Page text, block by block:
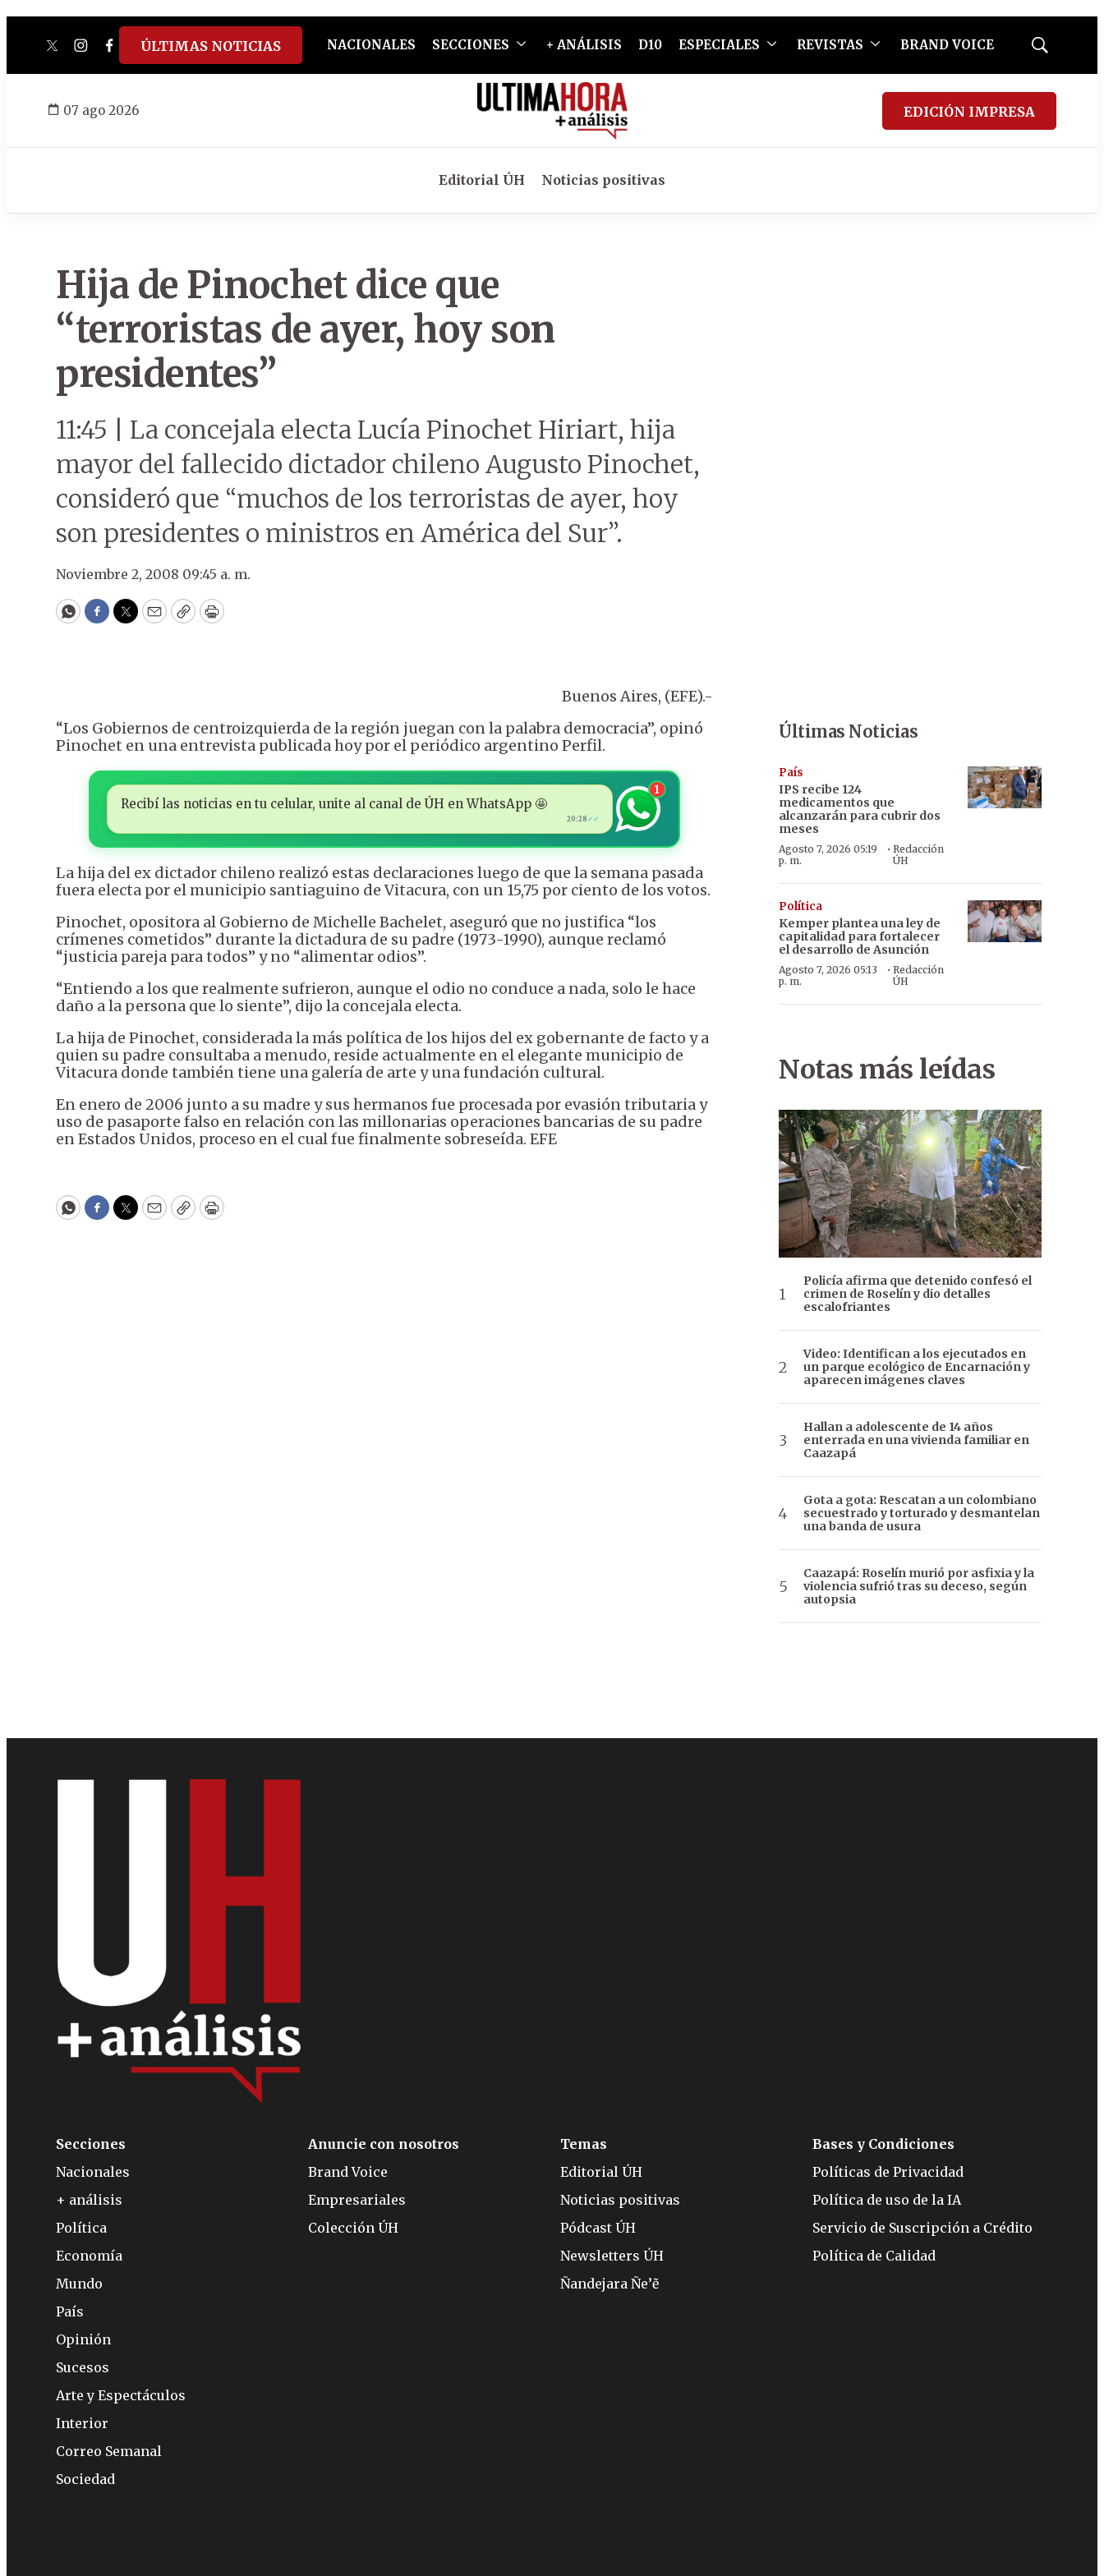
twitterinstagram
facebook
tiktokyoutube
spotify
ÚLTIMAS NOTICIAS NACIONALES SECCIONES + ANÁLISIS D10 ESPECIALES REVISTAS BRAND VOICE
Mostrar
07 ago 2026 EDICIÓN IMPRESA
Editorial ÚH Noticias positivas
Hija de Pinochet dice que
“terroristas de ayer, hoy son
presidentes”
11:45 | La concejala electa Lucía Pinochet Hiriart, hija
mayor del fallecido dictador chileno Augusto Pinochet,
consideró que “muchos de los terroristas de ayer, hoy
son presidentes o ministros en América del Sur”.
Noviembre 2, 2008 09:45 a. m.
WhatsApp
Facebook
Twitter
EmailCopyPrint
Buenos Aires, (EFE).-
“Los Gobiernos de centroizquierda de la región juegan con la palabra democracia”, opinó
Pinochet en una entrevista publicada hoy por el periódico argentino Perfil.
Recibí las noticias en tu celular, unite al canal de ÚH en WhatsApp 🤩
20:28 ✓✓
1
La hija del ex dictador chileno realizó estas declaraciones luego de que la semana pasada
fuera electa por el municipio santiaguino de Vitacura, con un 15,75 por ciento de los votos.
Pinochet, opositora al Gobierno de Michelle Bachelet, aseguró que no justifica “los
crímenes cometidos” durante la dictadura de su padre (1973-1990), aunque reclamó
“justicia pareja para todos” y no “alimentar odios”.
“Entiendo a los que realmente sufrieron, aunque el odio no conduce a nada, solo le hace
daño a la persona que lo siente”, dijo la concejala electa.
La hija de Pinochet, considerada la más política de los hijos del ex gobernante de facto y a
quien su padre consultaba a menudo, reside actualmente en el elegante municipio de
Vitacura donde también tiene una galería de arte y una fundación cultural.
En enero de 2006 junto a su madre y sus hermanos fue procesada por evasión tributaria y
uso de pasaporte falso en relación con las millonarias operaciones bancarias de su padre
en Estados Unidos, proceso en el cual fue finalmente sobreseída. EFE
WhatsApp
Facebook
Twitter
EmailCopyPrint
Últimas Noticias
País
IPS recibe 124
medicamentos que
alcanzarán para cubrir dos
meses
Agosto 7, 2026 05:19
p. m.
· Redacción
ÚH
Política
Kemper plantea una ley de
capitalidad para fortalecer
el desarrollo de Asunción
Agosto 7, 2026 05:13
p. m.
· Redacción
ÚH
Notas más leídas
Policía afirma que detenido confesó el
crimen de Roselín y dio detalles
escalofriantes
Video: Identifican a los ejecutados en
un parque ecológico de Encarnación y
aparecen imágenes claves
Hallan a adolescente de 14 años
enterrada en una vivienda familiar en
Caazapá
Gota a gota: Rescatan a un colombiano
secuestrado y torturado y desmantelan
una banda de usura
Caazapá: Roselín murió por asfixia y la
violencia sufrió tras su deceso, según
autopsia
Secciones
Nacionales
+ análisis
Política
Economía
Mundo
País
Opinión
Sucesos
Arte y Espectáculos
Interior
Correo Semanal
Sociedad
Anuncie con nosotros
Brand Voice
Empresariales
Colección ÚH
Temas
Editorial ÚH
Noticias positivas
Pódcast ÚH
Newsletters ÚH
Ñandejara Ñe’ẽ
Bases y Condiciones
Políticas de Privacidad
Política de uso de la IA
Servicio de Suscripción a Crédito
Política de Calidad